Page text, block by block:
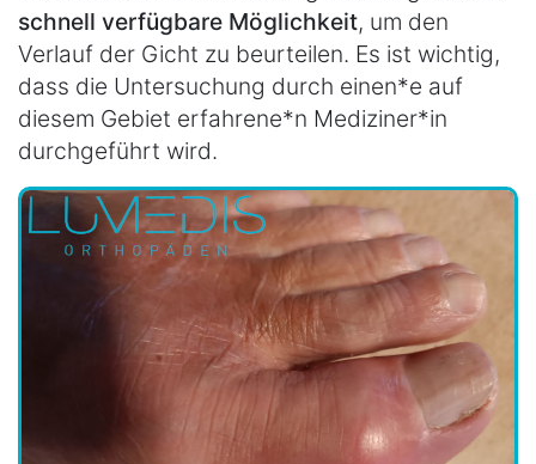
schnell verfügbare Möglichkeit, um den
Verlauf der Gicht zu beurteilen. Es ist wichtig,
dass die Untersuchung durch einen*e auf
diesem Gebiet erfahrene*n Mediziner*in
durchgeführt wird.